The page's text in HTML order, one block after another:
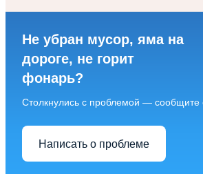
Не убран мусор, яма на
дороге, не горит
фонарь?
Столкнулись с проблемой — сообщите
Написать о проблеме